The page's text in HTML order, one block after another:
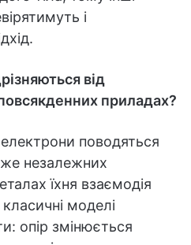
і
від
приладах?
поводяться
незалежних
їхня взаємодія
моделі
опір змінюється